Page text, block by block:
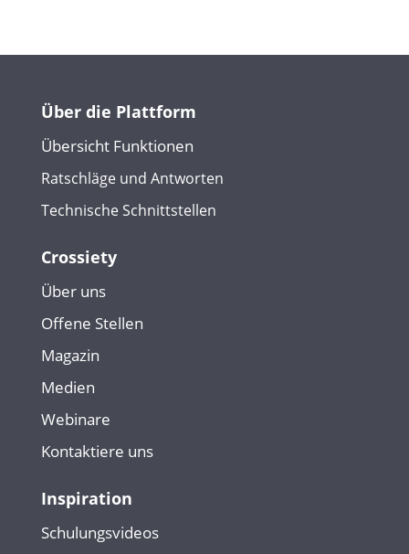
Über die Plattform
Übersicht Funktionen
Ratschläge und Antworten
Technische Schnittstellen
Crossiety
Über uns
Offene Stellen
Magazin
Medien
Webinare
Kontaktiere uns
Inspiration
Schulungsvideos